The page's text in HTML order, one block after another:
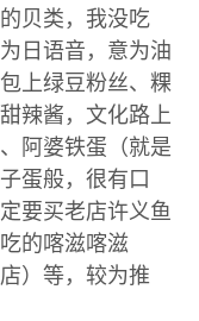
贝类，我没吃
日语音，意为油
上绿豆粉丝、粿
辣酱，文化路上
阿婆铁蛋（就是
蛋般，很有口
要买老店许义鱼
的喀滋喀滋
）等，较为推